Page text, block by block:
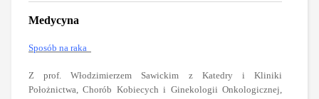
Medycyna
Sposób na raka
Z prof. Włodzimierzem Sawickim z Katedry i Kliniki
Położnictwa, Chorób Kobiecych i Ginekologii Onkologicznej,